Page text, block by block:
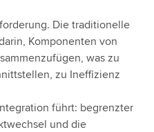
Die traditionelle
Komponenten von
was zu
zu Ineffizienz
führt: begrenzter
und die